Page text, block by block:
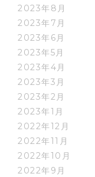
2023年8月
2023年7月
2023年6月
2023年5月
2023年4月
2023年3月
2023年2月
2023年1月
2022年12月
2022年11月
2022年10月
2022年9月